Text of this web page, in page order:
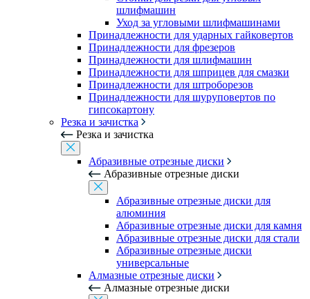
шлифмашин
Уход за угловыми шлифмашинами
Принадлежности для ударных гайковертов
Принадлежности для фрезеров
Принадлежности для шлифмашин
Принадлежности для шприцев для смазки
Принадлежности для штроборезов
Принадлежности для шуруповертов по
гипсокартону
Резка и зачистка
Резка и зачистка
Абразивные отрезные диски
Абразивные отрезные диски
Абразивные отрезные диски для
алюминия
Абразивные отрезные диски для камня
Абразивные отрезные диски для стали
Абразивные отрезные диски
универсальные
Алмазные отрезные диски
Алмазные отрезные диски